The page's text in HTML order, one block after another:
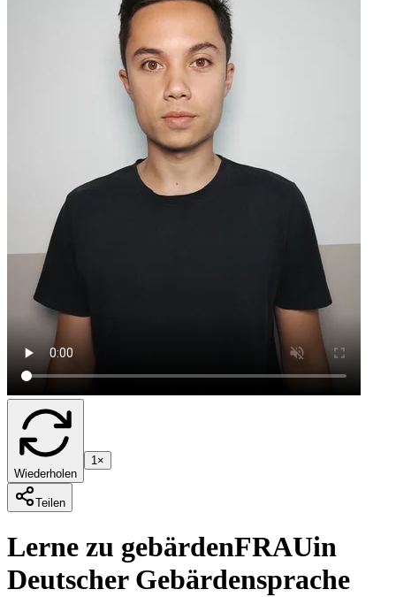
Wiederholen
1×
Teilen
Lerne zu gebärdenFRAUin
Deutscher Gebärdensprache